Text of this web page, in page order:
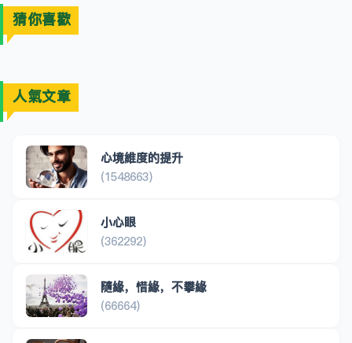
猜你喜歡
人氣文章
心境維度的提升
(1548663)
小心眼
(362292)
隨緣，惜緣，不攀緣
(66664)